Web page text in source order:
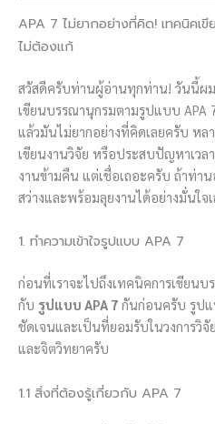
APA 7 ไม่ยากอย่างที่คิด! เทคนิคเ
ไม่ต้องแก้
สวัสดีครับท่านผู้อ่านทุกท่าน! วันนี้ผ
เขียนบรรณานุกรมตามรูปแบบ APA
แล้วมันไม่ยากอย่างที่คิดเลยครับ หล
เขียนงานวิจัย หรือประสบปัญหาเว
งานข้ามคืน แต่เชื่อเถอะครับ ถ้าท่
สว่างและพร้อมลุยงานได้อย่างมั่นใจ
1. ทำความเข้าใจรูปแบบ APA 7
ก่อนที่เราจะไปถึงเทคนิคการเขียนบ
กับ รูปแบบ APA 7 กันก่อนครับ รูปแ
ชัดเจนและเป็นที่ยอมรับในวงการวิจั
และจิตวิทยาครับ
1.1 สิ่งที่ต้องรู้เกี่ยวกับ APA 7